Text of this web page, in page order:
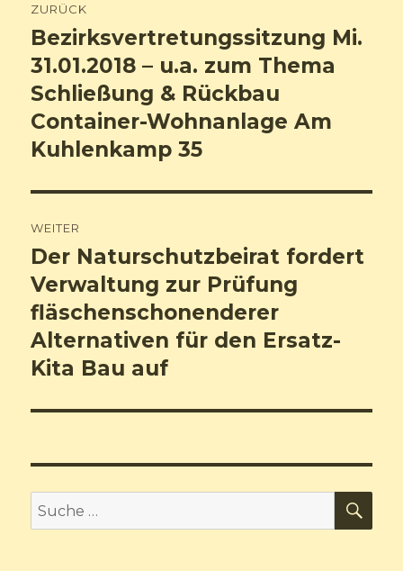
ZURÜCK
Vorheriger
Beitrag:
Bezirksvertretungssitzung Mi.
31.01.2018 – u.a. zum Thema
Schließung & Rückbau
Container-Wohnanlage Am
Kuhlenkamp 35
WEITER
Nächster
Beitrag:
Der Naturschutzbeirat fordert
Verwaltung zur Prüfung
fläschenschonenderer
Alternativen für den Ersatz-
Kita Bau auf
Suche
nach: